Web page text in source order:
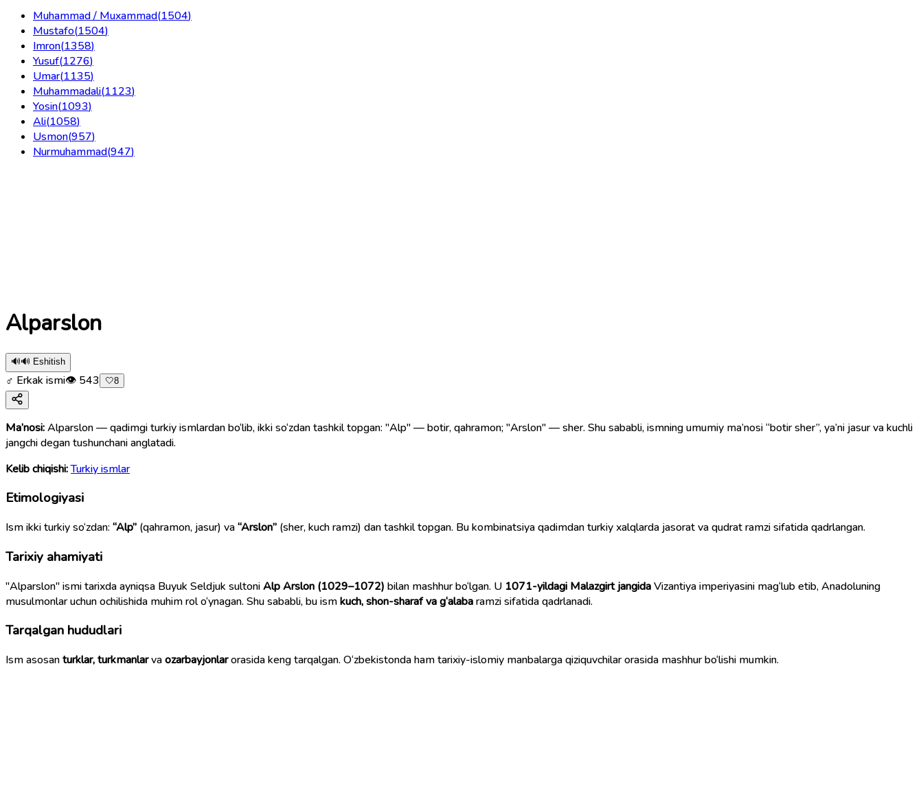
Muhammad / Muxammad(1504)
Mustafo(1504)
Imron(1358)
Yusuf(1276)
Umar(1135)
Muhammadali(1123)
Yosin(1093)
Ali(1058)
Usmon(957)
Nurmuhammad(947)
Alparslon
🔊🔊 Eshitish
♂ Erkak ismi👁 543 🤍8
Ma’nosi:Alparslon — qadimgi turkiy ismlardan bo‘lib, ikki so‘zdan tashkil topgan: "Alp" — botir, qahramon; "Arslon" — sher. Shu sababli, ismning umumiy ma’nosi “botir sher”, ya’ni jasur va kuchli
jangchi degan tushunchani anglatadi.
Kelib chiqishi:Turkiy ismlar
Etimologiyasi
Ism ikki turkiy so‘zdan: “Alp” (qahramon, jasur) va“Arslon” (sher, kuch ramzi) dan tashkil topgan. Bu kombinatsiya qadimdan turkiy xalqlarda jasorat va qudrat ramzi sifatida qadrlangan.
Tarixiy ahamiyati
"Alparslon" ismi tarixda ayniqsa Buyuk Seldjuk sultoniAlp Arslon (1029–1072) bilan mashhur bo‘lgan. U 1071-yildagi Malazgirt jangidaVizantiya imperiyasini mag‘lub etib, Anadoluning
musulmonlar uchun ochilishida muhim rol o‘ynagan. Shu sababli, bu ismkuch, shon-sharaf va g‘alabaramzi sifatida qadrlanadi.
Tarqalgan hududlari
Ism asosanturklar, turkmanlarvaozarbayjonlarorasida keng tarqalgan. O‘zbekistonda ham tarixiy-islomiy manbalarga qiziquvchilar orasida mashhur bo‘lishi mumkin.